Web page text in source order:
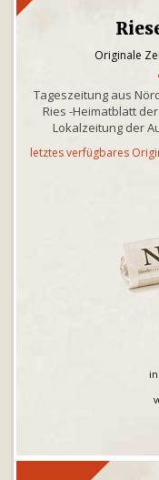
Originale
Tageszeitung aus
Ries -Heimatblatt
Lokalzeitung der
letztes verfügbares